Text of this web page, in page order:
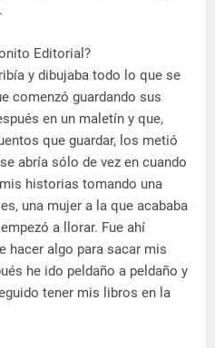
Editorial?
y dibujaba todo lo que se
comenzó guardando sus
en un maletín y que,
que guardar, los metió
abría sólo de vez en cuando
historias tomando una
una mujer a la que acababa
a llorar. Fue ahí
hacer algo para sacar mis
he ido peldaño a peldaño y
tener mis libros en la